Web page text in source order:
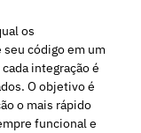
os
código em um
integração é
O objetivo é
o mais rápido
funcional e